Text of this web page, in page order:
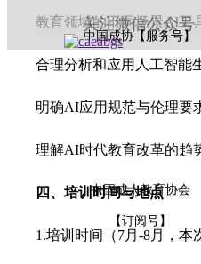
教育领域的不同场景AI工具
合理分析和应用人工智能生
明确AI应用规范与伦理要
理解AI时代教育改革的趋势
四、培训时间与地点
1.培训时间（7月-8月，本次
关注微信公众号
中国成协【服务号】
中国成人教育协会
【订阅号】